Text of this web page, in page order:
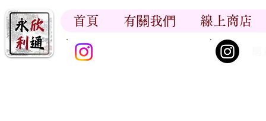
首頁 有關我們 線上商店